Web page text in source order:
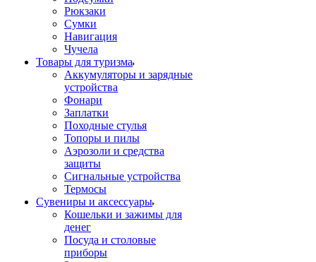
Рюкзаки
Сумки
Навигация
Чучела
Товары для туризма
Аккумуляторы и зарядные
устройства
Фонари
Заплатки
Походные стулья
Топоры и пилы
Аэрозоли и средства
защиты
Сигнальные устройства
Термосы
Сувениры и аксессуары
Кошельки и зажимы для
денег
Посуда и столовые
приборы